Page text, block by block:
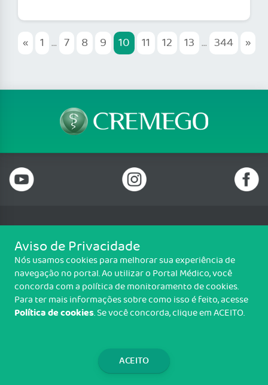
« 1 ... 7 8 9 10 11 12 13 ... 344 »
Telefone: (62) 3250 4900
Email: cremego@cremego.org.br
Rua T-28, N° 245, Qd. 24, Lotes 19 e 20, Setor Bueno, Goiânia/GO - CEP:
74210-040
Horário de funcionamento: Segunda a Sexta - 08h00 às 18h00
Copyright CREMEGO. Todos os direitos reservados.
Aviso de Privacidade
Nós usamos cookies para melhorar sua experiência de
navegação no portal. Ao utilizar o Portal Médico, você
concorda com a política de monitoramento de cookies.
Para ter mais informações sobre como isso é feito, acesse
Política de cookies. Se você concorda, clique em ACEITO.
ACEITO